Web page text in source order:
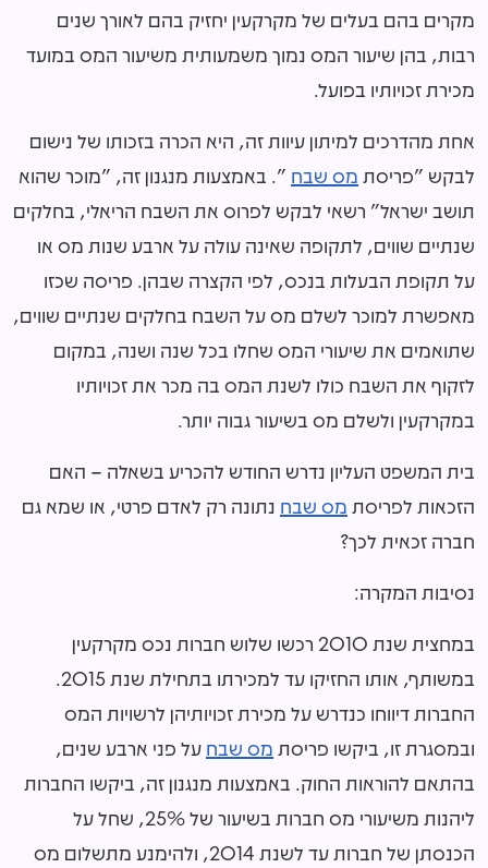
מקרים בהם בעלים של מקרקעין יחזיק בהם לאורך שנים
רבות, בהן שיעור המס נמוך משמעותית משיעור המס במועד
מכירת זכויותיו בפועל.
אחת מהדרכים למיתון עיוות זה, היא הכרה בזכותו של נישום
לבקש "פריסת מס שבח ". באמצעות מנגנון זה, "מוכר שהוא
תושב ישראל" רשאי לבקש לפרוס את השבח הריאלי, בחלקים
שנתיים שווים, לתקופה שאינה עולה על ארבע שנות מס או
על תקופת הבעלות בנכס, לפי הקצרה שבהן. פריסה שכזו
מאפשרת למוכר לשלם מס על השבח בחלקים שנתיים שווים,
שתואמים את שיעורי המס שחלו בכל שנה ושנה, במקום
לזקוף את השבח כולו לשנת המס בה מכר את זכויותיו
במקרקעין ולשלם מס בשיעור גבוה יותר.
בית המשפט העליון נדרש החודש להכריע בשאלה – האם
הזכאות לפריסת מס שבח נתונה רק לאדם פרטי, או שמא גם
חברה זכאית לכך?
נסיבות המקרה:
במחצית שנת 2010 רכשו שלוש חברות נכס מקרקעין
במשותף, אותו החזיקו עד למכירתו בתחילת שנת 2015.
החברות דיווחו כנדרש על מכירת זכויותיהן לרשויות המס
ובמסגרת זו, ביקשו פריסת מס שבח על פני ארבע שנים,
בהתאם להוראות החוק. באמצעות מנגנון זה, ביקשו החברות
ליהנות משיעורי מס חברות בשיעור של 25%, שחל על
הכנסתן של חברות עד לשנת 2014, ולהימנע מתשלום מס